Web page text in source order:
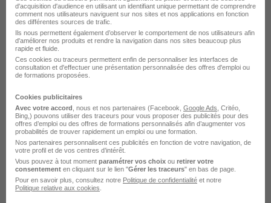
Postuler chez Circet par Métier
Technicien électricien Circet
Conducteur Circet
Chef d'équipe BTP Circet
Technicien fibre optique Circet
Adjoint au responsable technique Circet
Assistant de production Circet
Voir plus
d'acquisition d'audience en utilisant un identifiant unique permettant de comprendre
comment nos utilisateurs naviguent sur nos sites et nos applications en fonction
des différentes sources de trafic.
Ils nous permettent également d’observer le comportement de nos utilisateurs afin
d'améliorer nos produits et rendre la navigation dans nos sites beaucoup plus
rapide et fluide.
Ces cookies ou traceurs permettent enfin de personnaliser les interfaces de
consultation et d'effectuer une présentation personnalisée des offres d'emploi ou
de formations proposées.
Cookies publicitaires
Avec votre accord , nous et nos partenaires (Facebook, Google Ads , Critéo,
Bing,) pouvons utiliser des traceurs pour vous proposer des publicités pour des
offres d’emploi ou des offres de formations personnalisés afin d’augmenter vos
probabilités de trouver rapidement un emploi ou une formation.
Nos partenaires personnalisent ces publicités en fonction de votre navigation, de
votre profil et de vos centres d’intérêt.
Vous pouvez à tout moment paramétrer vos choix ou retirer votre
consentement en cliquant sur le lien "Gérer les traceurs" en bas de page.
Pour en savoir plus, consultez notre Politique de confidentialité et notre
Politique relative aux cookies